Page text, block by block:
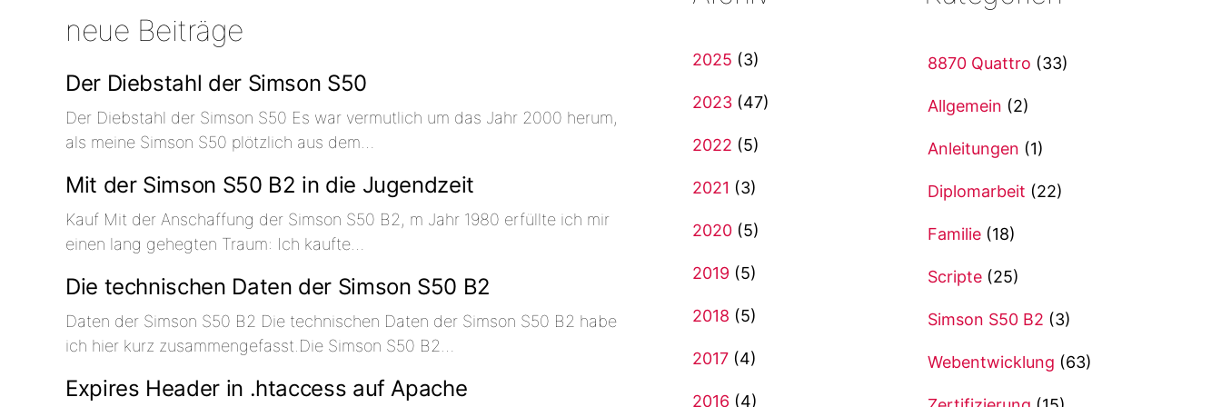
neue Beiträge
Der Diebstahl der Simson S50
Der Diebstahl der Simson S50 Es war vermutlich um das Jahr 2000 herum,
als meine Simson S50 plötzlich aus dem…
Mit der Simson S50 B2 in die Jugendzeit
Kauf Mit der Anschaffung der Simson S50 B2, m Jahr 1980 erfüllte ich mir
einen lang gehegten Traum: Ich kaufte…
Die technischen Daten der Simson S50 B2
Daten der Simson S50 B2 Die technischen Daten der Simson S50 B2 habe
ich hier kurz zusammengefasst.Die Simson S50 B2…
Expires Header in .htaccess auf Apache
2025 (3)
2023 (47)
2022 (5)
2021 (3)
2020 (5)
2019 (5)
2018 (5)
2017 (4)
2016 (4)
8870 Quattro (33)
Allgemein (2)
Anleitungen (1)
Diplomarbeit (22)
Familie (18)
Scripte (25)
Simson S50 B2 (3)
Webentwicklung (63)